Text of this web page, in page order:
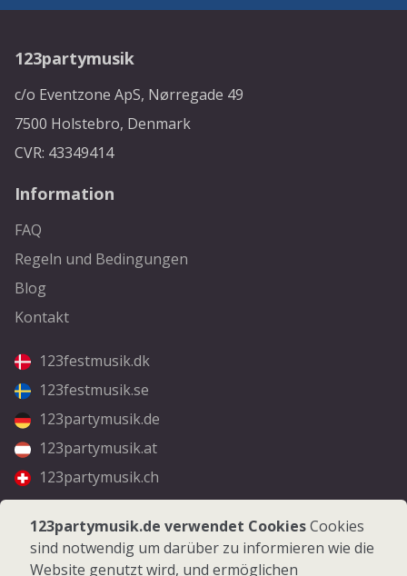
123partymusik
c/o Eventzone ApS, Nørregade 49
7500 Holstebro, Denmark
CVR: 43349414
Information
FAQ
Regeln und Bedingungen
Blog
Kontakt
123festmusik.dk
123festmusik.se
123partymusik.de
123partymusik.at
123partymusik.ch
Folgen Sie uns
Facebook
123partymusik.de verwendet CookiesCookies
sind notwendig um darüber zu informieren wie die
Website genutzt wird, und ermöglichen